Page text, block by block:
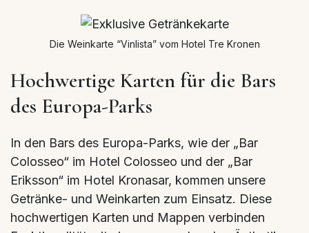
Die Weinkarte “Vinlista” vom Hotel Tre Kronen
Hochwertige Karten für die Bars
des Europa-Parks
In den Bars des Europa-Parks, wie der „Bar
Colosseo“ im Hotel Colosseo und der „Bar
Eriksson“ im Hotel Kronasar, kommen unsere
Getränke- und Weinkarten zum Einsatz. Diese
hochwertigen Karten und Mappen verbinden